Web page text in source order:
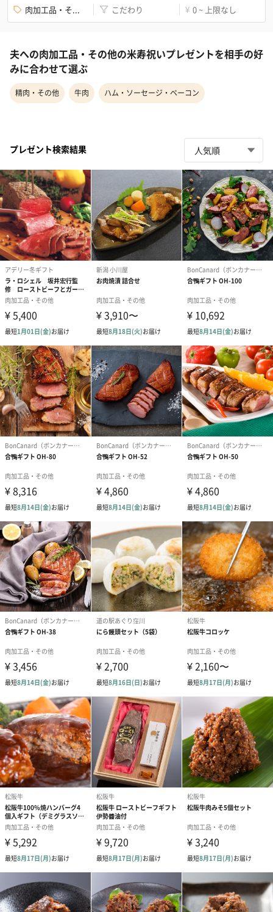
肉加工品・そ... こだわり ¥ 0 ~ 上限なし
夫への肉加工品・その他の米寿祝いプレゼントを相手の好
みに合わせて選ぶ
精肉・その他 牛肉 ハム・ソーセージ・ベーコン
プレゼント検索結果